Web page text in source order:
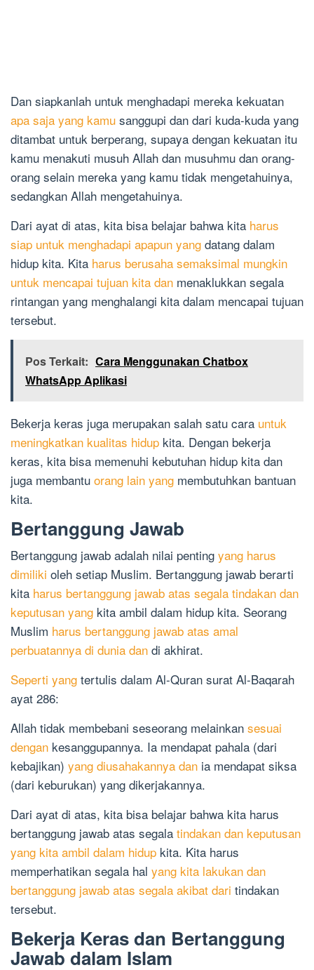
Dan siapkanlah untuk menghadapi mereka kekuatan
apa saja yang kamu sanggupi dan dari kuda-kuda yang
ditambat untuk berperang, supaya dengan kekuatan itu
kamu menakuti musuh Allah dan musuhmu dan orang-
orang selain mereka yang kamu tidak mengetahuinya,
sedangkan Allah mengetahuinya.
Dari ayat di atas, kita bisa belajar bahwa kita harus
siap untuk menghadapi apapun yang datang dalam
hidup kita. Kita harus berusaha semaksimal mungkin
untuk mencapai tujuan kita dan menaklukkan segala
rintangan yang menghalangi kita dalam mencapai tujuan
tersebut.
Pos Terkait: Cara Menggunakan Chatbox
WhatsApp Aplikasi
Bekerja keras juga merupakan salah satu cara untuk
meningkatkan kualitas hidup kita. Dengan bekerja
keras, kita bisa memenuhi kebutuhan hidup kita dan
juga membantu orang lain yang membutuhkan bantuan
kita.
Bertanggung Jawab
Bertanggung jawab adalah nilai penting yang harus
dimiliki oleh setiap Muslim. Bertanggung jawab berarti
kita harus bertanggung jawab atas segala tindakan dan
keputusan yang kita ambil dalam hidup kita. Seorang
Muslim harus bertanggung jawab atas amal
perbuatannya di dunia dan di akhirat.
Seperti yang tertulis dalam Al-Quran surat Al-Baqarah
ayat 286:
Allah tidak membebani seseorang melainkan sesuai
dengan kesanggupannya. Ia mendapat pahala (dari
kebajikan) yang diusahakannya dan ia mendapat siksa
(dari keburukan) yang dikerjakannya.
Dari ayat di atas, kita bisa belajar bahwa kita harus
bertanggung jawab atas segala tindakan dan keputusan
yang kita ambil dalam hidup kita. Kita harus
memperhatikan segala hal yang kita lakukan dan
bertanggung jawab atas segala akibat dari tindakan
tersebut.
Bekerja Keras dan Bertanggung
Jawab dalam Islam